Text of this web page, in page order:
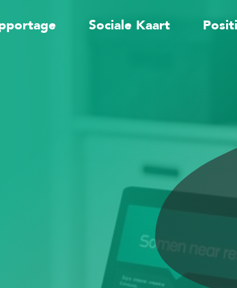
Sociale Kaart